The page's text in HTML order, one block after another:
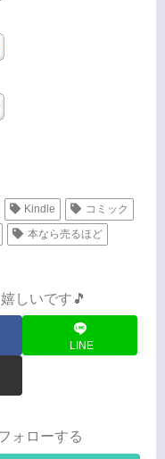
Kindle
コミック
本なら売るほど
しいです🎵
LINE
ォローする